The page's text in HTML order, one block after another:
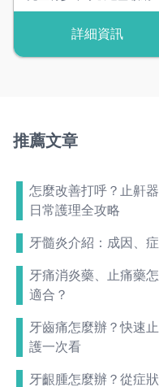
早期口呼吸矯正,隱適美
詳細資訊
推薦文章
怎麼改善打呼？止鼾
日常護理全攻略
牙髓炎介紹：成因、
牙痛消炎藥、止痛藥
適合？
牙齒痛怎麼辦？快速
護一次看
牙齦腫怎麼辦？從症